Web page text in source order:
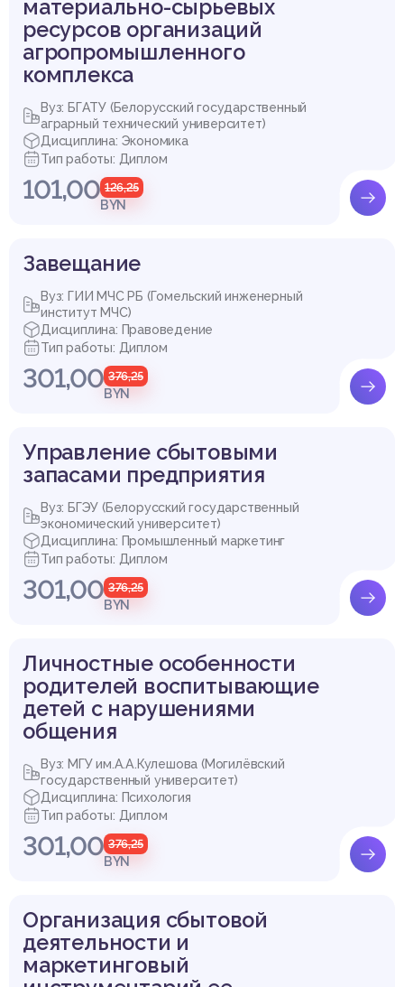
материально-сырьевых
ресурсов организаций
агропромышленного
комплекса
Вуз: БГАТУ (Белорусский государственный
аграрный технический университет)
Дисциплина: Экономика
Тип работы: Диплом
101,00 126,25
BYN
Завещание
Вуз: ГИИ МЧС РБ (Гомельский инженерный
институт МЧС)
Дисциплина: Правоведение
Тип работы: Диплом
301,00 376,25
BYN
Управление сбытовыми
запасами предприятия
Вуз: БГЭУ (Белорусский государственный
экономический университет)
Дисциплина: Промышленный маркетинг
Тип работы: Диплом
301,00 376,25
BYN
Личностные особенности
родителей воспитывающие
детей с нарушениями
общения
Вуз: МГУ им.А.А.Кулешова (Могилёвский
государственный университет)
Дисциплина: Психология
Тип работы: Диплом
301,00 376,25
BYN
Организация сбытовой
деятельности и
маркетинговый